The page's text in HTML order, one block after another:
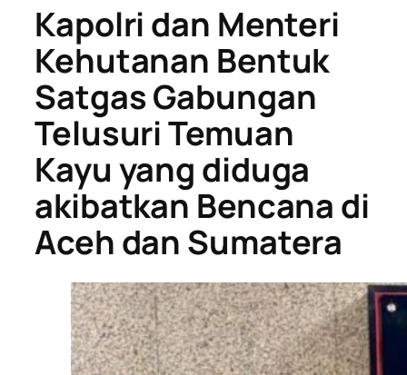
Kapolri dan Menteri
Kehutanan Bentuk
Satgas Gabungan
Telusuri Temuan
Kayu yang diduga
akibatkan Bencana di
Aceh dan Sumatera